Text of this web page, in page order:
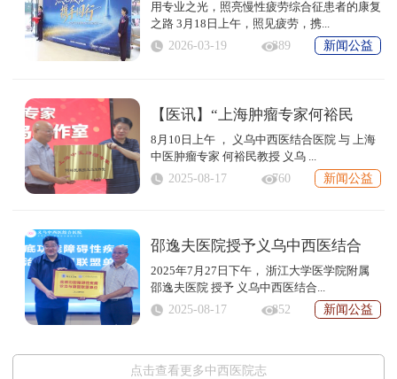
用专业之光，照亮慢性疲劳综合征患者的康复
之路 3月18日上午，照见疲劳，携...
2026-03-19 389 新闻公益
【医讯】“上海肿瘤专家何裕民
8月10日上午 ， 义乌中西医结合医院 与 上海
中医肿瘤专家 何裕民教授 义乌 ...
2025-08-17 760 新闻公益
邵逸夫医院授予义乌中西医结合
2025年7月27日下午， 浙江大学医学院附属
邵逸夫医院 授予 义乌中西医结合...
2025-08-17 852 新闻公益
点击查看更多中西医院志